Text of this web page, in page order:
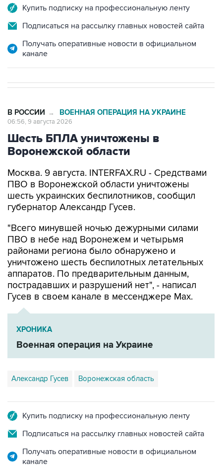
Купить подписку на профессиональную ленту
Подписаться на рассылку главных новостей сайта
Получать оперативные новости в официальном
канале
В РОССИИ → ВОЕННАЯ ОПЕРАЦИЯ НА УКРАИНЕ
06:56, 9 августа 2026
Шесть БПЛА уничтожены в
Воронежской области
Москва. 9 августа. INTERFAX.RU - Средствами
ПВО в Воронежской области уничтожены
шесть украинских беспилотников, сообщил
губернатор Александр Гусев.
"Всего минувшей ночью дежурными силами
ПВО в небе над Воронежем и четырьмя
районами региона было обнаружено и
уничтожено шесть беспилотных летательных
аппаратов. По предварительным данным,
пострадавших и разрушений нет", - написал
Гусев в своем канале в мессенджере Max.
ХРОНИКА
Военная операция на Украине
Александр Гусев Воронежская область
Купить подписку на профессиональную ленту
Подписаться на рассылку главных новостей сайта
Получать оперативные новости в официальном
канале